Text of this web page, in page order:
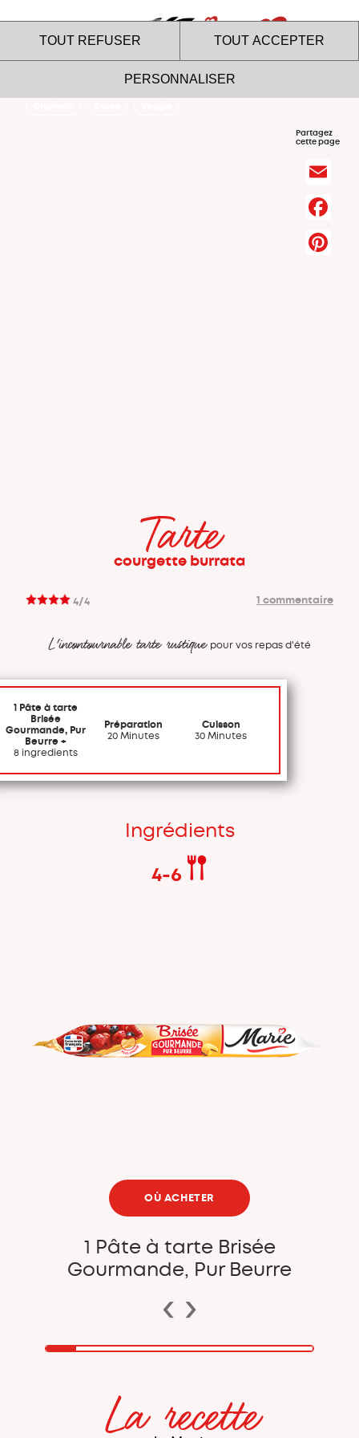
Menu
Partagez
cette page
Tarte
courgette burrata
4/4 1 commentaire
L'incontournable tarte rustique pour vos repas d'été
1 Pâte à tarte
Brisée
Gourmande, Pur
Beurre +
8 ingredients
Préparation
20 Minutes
Cuisson
30 Minutes
Ingrédients
4-6
OÙ ACHETER
1 Pâte à tarte Brisée
Gourmande, Pur Beurre
‹ ›
La recette
Le site internet Marie utilise
fonctionnement de notre site et à des fins analytiques. Vous
pouvez changer d'avis à tout moment en cliquant sur l'icône
services tiers, vous acceptez le dépôt et la lecture de
cookies et l'utilisation de technologies de suivi nécessaires
TOUT REFUSER TOUT ACCEPTER
PERSONNALISER